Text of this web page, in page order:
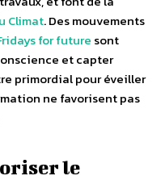
Climat. Des mouvements
for future sont
et capter
primordial pour éveiller
ne favorisent pas
le